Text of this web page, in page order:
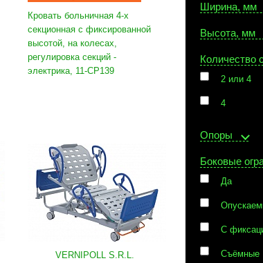
Кровать больничная 4-х
секционная с фиксированной
высотой, на колесах,
регулировка секций -
электрика, 11-CP139
VERNIPOLL S.R.L.
Ширина, мм
Высота, мм
Количество
2 или 4
4
Опоры
Боковые
Да
С
Съёмные